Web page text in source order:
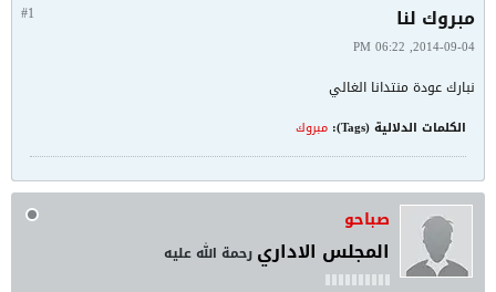
#1 مبروك لنا
2014-09-04, 06:22 PM
نبارك عودة منتدانا الغالي
الكلمات الدلالية (Tags): مبروك
صباحو
المجلس الاداري رحمة الله عليه